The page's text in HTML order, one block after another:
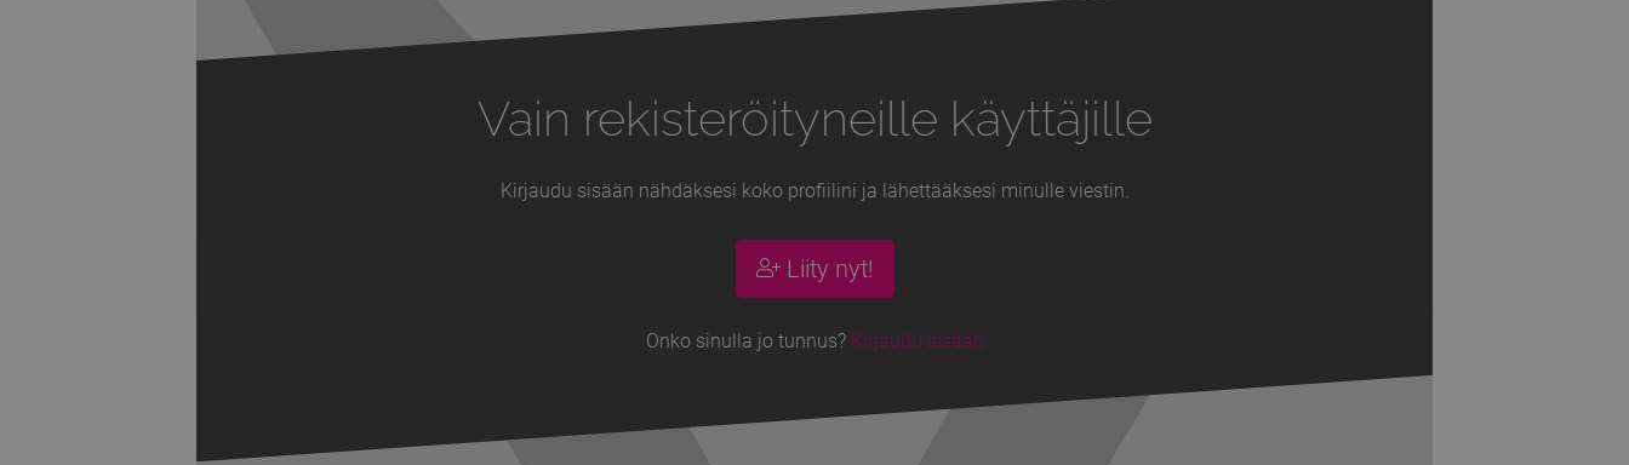
Vain rekisteröityneille käyttäjille
Kirjaudu sisään nähdäksesi koko profiilini ja lähettääksesi minulle viestin.
Liity nyt!
Onko sinulla jo tunnus? Kirjaudu sisään